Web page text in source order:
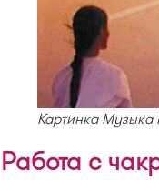
Картинка Музыка
Работа с